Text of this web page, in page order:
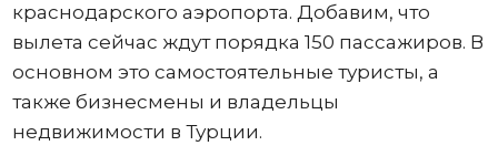
краснодарского аэропорта. Добавим, что
вылета сейчас ждут порядка 150 пассажиров. В
основном это самостоятельные туристы, а
также бизнесмены и владельцы
недвижимости в Турции.